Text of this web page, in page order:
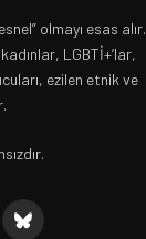
olmayı esas alır.
LGBTİ+’lar,
ezilen etnik ve
Bluesky